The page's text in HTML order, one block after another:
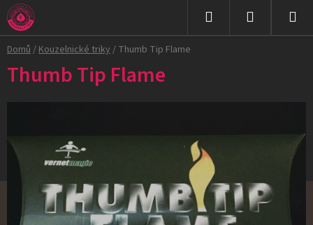
Přejít
na
obsah
Domů/Kouzelnické triky/ Thumb Tip Flame
Thumb Tip Flame